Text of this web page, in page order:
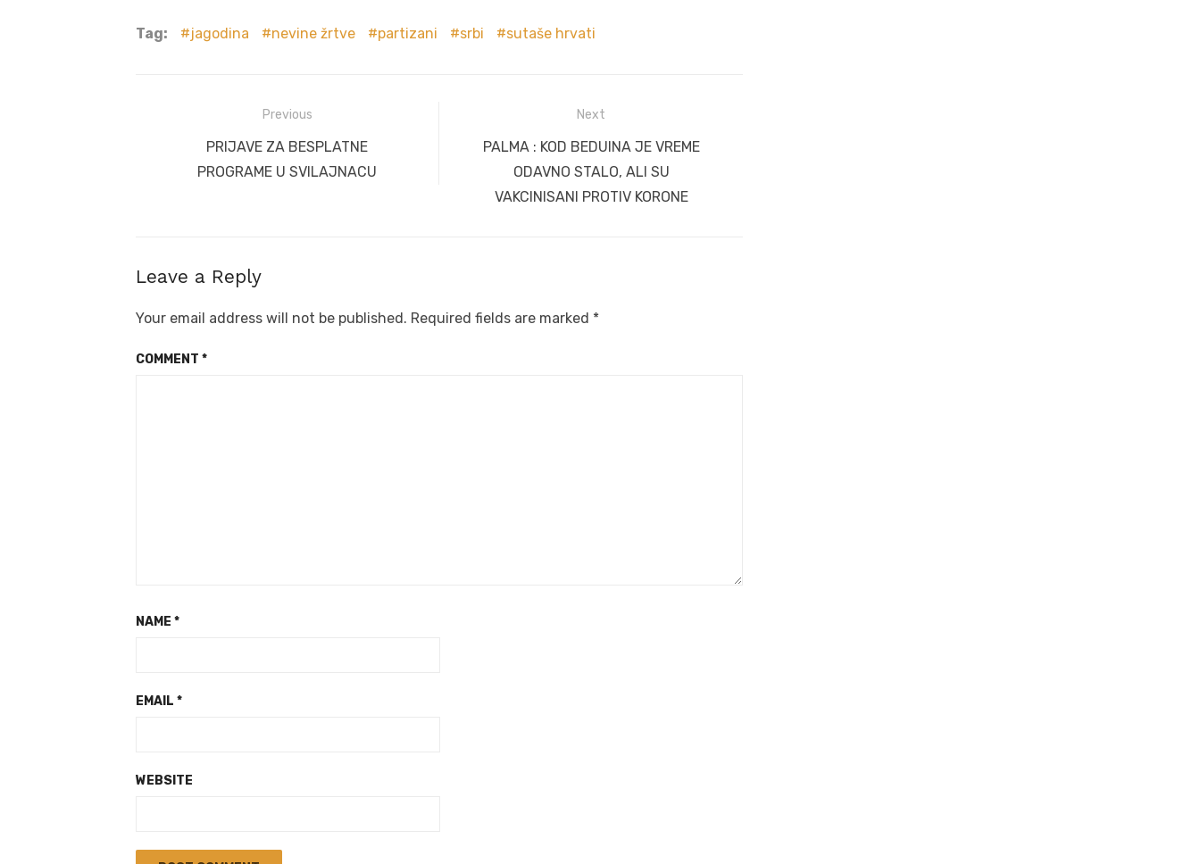
Tag: jagodina nevine žrtve partizani srbi sutaše hrvati
navigation
Previous
Previous
post:
PRIJAVE ZA BESPLATNE
PROGRAME U SVILAJNACU
Next
Next
PALMA : KOD BEDUINA JE VREME
ODAVNO STALO, ALI SU
VAKCINISANI PROTIV KORONE
Leave a Reply
Your email address will not be published. Required fields are marked *
COMMENT *
NAME *
EMAIL *
WEBSITE